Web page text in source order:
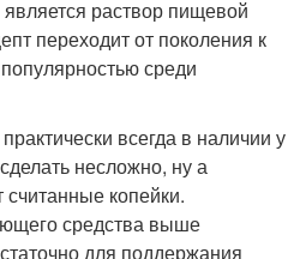
раствор пищевой
переходит от поколения к
среди
всегда в наличии у
несложно, ну а
считанные копейки.
средства выше
для поддержания